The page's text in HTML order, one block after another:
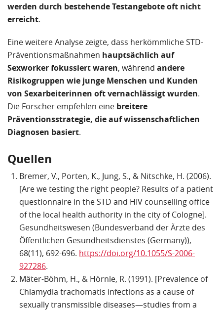
werden durch bestehende Testangebote oft nicht
erreicht.
Eine weitere Analyse zeigte, dass herkömmliche STD-
Präventionsmaßnahmen hauptsächlich auf
Sexworker fokussiert waren, während andere
Risikogruppen wie junge Menschen und Kunden
von Sexarbeiterinnen oft vernachlässigt wurden.
Die Forscher empfehlen eine breitere
Präventionsstrategie, die auf wissenschaftlichen
Diagnosen basiert.
Quellen
Bremer, V., Porten, K., Jung, S., & Nitschke, H. (2006).
[Are we testing the right people? Results of a patient
questionnaire in the STD and HIV counselling office
of the local health authority in the city of Cologne].
Gesundheitswesen (Bundesverband der Ärzte des
Öffentlichen Gesundheitsdienstes (Germany)),
68(11), 692-696. https://doi.org/10.1055/S-2006-
927286.
Mäter-Böhm, H., & Hörnle, R. (1991). [Prevalence of
Chlamydia trachomatis infections as a cause of
sexually transmissible diseases—studies from a